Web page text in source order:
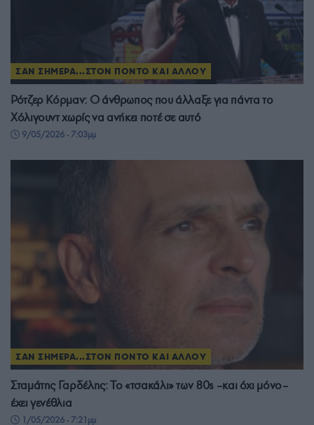
ΣΑΝ ΣΗΜΕΡΑ...ΣΤΟΝ ΠΟΝΤΟ ΚΑΙ ΑΛΛΟΥ
Ρότζερ Κόρμαν: Ο άνθρωπος που άλλαξε για πάντα το
Χόλιγουντ χωρίς να ανήκει ποτέ σε αυτό
9/05/2026 - 7:03μμ
ΣΑΝ ΣΗΜΕΡΑ...ΣΤΟΝ ΠΟΝΤΟ ΚΑΙ ΑΛΛΟΥ
Σταμάτης Γαρδέλης: Το «τσακάλι» των 80s –και όχι μόνο–
έχει γενέθλια
1/05/2026 - 7:21μμ